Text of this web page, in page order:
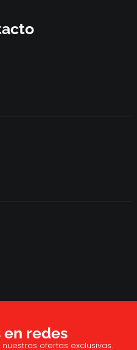
en redes
ofertas exclusivas.